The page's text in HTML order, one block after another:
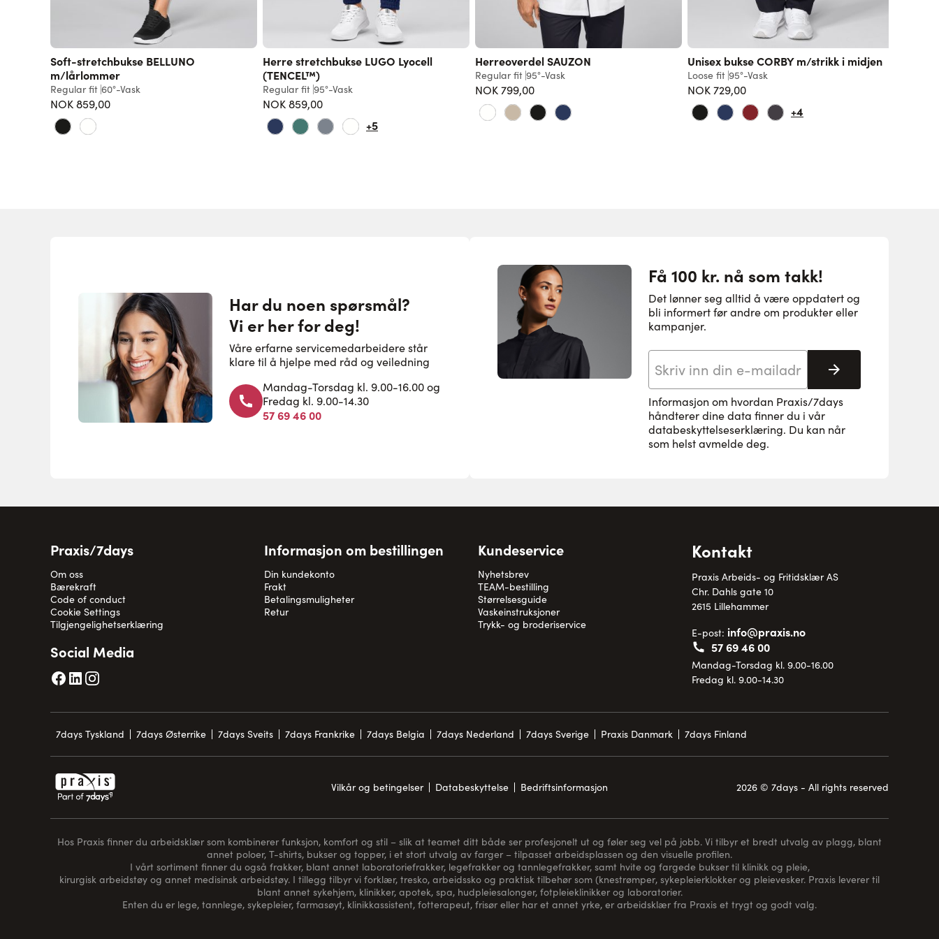
Soft-stretchbukse BELLUNO
m/lårlommer
Regular fit 60°-Vask
NOK 859,00
Herre stretchbukse LUGO Lyocell
(TENCEL™)
Regular fit 95°-Vask
NOK 859,00
+5
Herreoverdel SAUZON
Regular fit 95°-Vask
NOK 799,00
Unisex bukse CORBY m/strikk i midjen
Loose fit 95°-Vask
NOK 729,00
+4
Har du noen spørsmål?
Vi er her for deg!
Våre erfarne servicemedarbeidere står
klare til å hjelpe med råd og veiledning
Mandag-Torsdag kl. 9.00-16.00 og
Fredag kl. 9.00-14.30
57 69 46 00
Få 100 kr. nå som takk!
Det lønner seg alltid å være oppdatert og
bli informert før andre om produkter eller
kampanjer.
Abonnere
Informasjon om hvordan Praxis/7days
håndterer dine data finner du i vår
databeskyttelseserklæring. Du kan når
som helst avmelde deg.
Praxis/7days
Om oss
Bærekraft
Code of conduct
Cookie Settings
Tilgjengelighetserklæring
Informasjon om bestillingen
Din kundekonto
Frakt
Betalingsmuligheter
Retur
Kundeservice
Nyhetsbrev
TEAM-bestilling
Størrelsesguide
Vaskeinstruksjoner
Trykk- og broderiservice
Kontakt
Praxis Arbeids- og Fritidsklær AS
Chr. Dahls gate 10
2615 Lillehammer
E-post: info@praxis.no
57 69 46 00
Mandag-Torsdag kl. 9.00-16.00
Fredag kl. 9.00-14.30
Social Media
7days Tyskland 7days Østerrike 7days Sveits 7days Frankrike 7days Belgia 7days Nederland 7days Sverige Praxis Danmark 7days Finland
Vilkår og betingelser Databeskyttelse Bedriftsinformasjon 2026 © 7days - All rights reserved
Hos Praxis finner du arbeidsklær som kombinerer funksjon, komfort og stil – slik at teamet ditt både ser profesjonelt ut og føler seg vel på jobb. Vi tilbyr et bredt utvalg av plagg, blant
annet poloer, T-shirts, bukser og topper, i et stort utvalg av farger – tilpasset arbeidsplassen og den visuelle profilen.
I vårt sortiment finner du også frakker, blant annet laboratoriefrakker, legefrakker og tannlegefrakker, samt hvite og fargede bukser til klinikk og pleie,
kirurgisk arbeidstøy og annet medisinsk arbeidstøy. I tillegg tilbyr vi forklær, tresko, arbeidssko og praktisk tilbehør som (knestrømper, sykepleierklokker og pleievesker. Praxis leverer til
blant annet sykehjem, klinikker, apotek, spa, hudpleiesalonger, fotpleieklinikker og laboratorier.
Enten du er lege, tannlege, sykepleier, farmasøyt, klinikkassistent, fotterapeut, frisør eller har et annet yrke, er arbeidsklær fra Praxis et trygt og godt valg.